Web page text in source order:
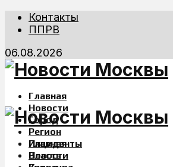
Контакты
ППРВ
06.08.2026
Главная
Новости
Город
Регион
Инциденты
Власть
Главная
Новости